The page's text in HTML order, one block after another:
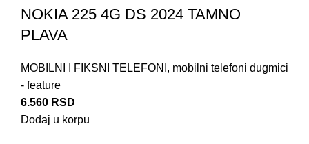
NOKIA 225 4G DS 2024 TAMNO
PLAVA
MOBILNI I FIKSNI TELEFONI , mobilni telefoni dugmici
- feature
6.560 RSD
Dodaj u korpu